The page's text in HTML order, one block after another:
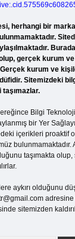
herhangi bir
gerçek kurum
Gerçek kurum ve
Sitemizdeki
Bilgi
bir Yer
içerikleri proaktif
bulunmamaktadır.
taşımakta
aykırı olduğunu
sitemizden